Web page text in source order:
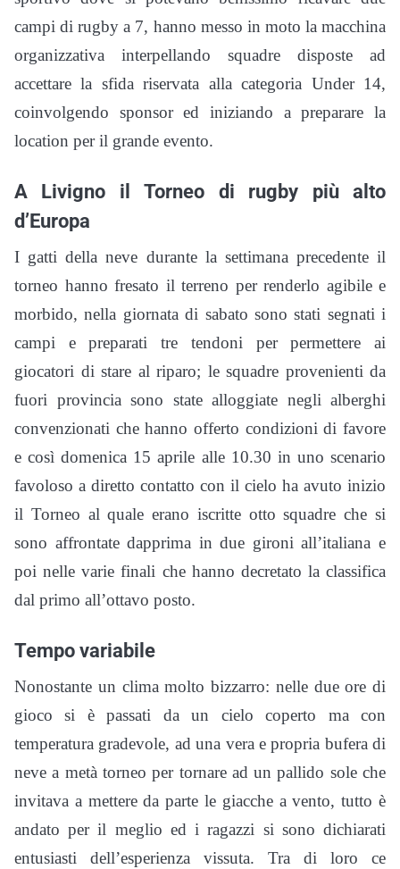
campi di rugby a 7, hanno messo in moto la macchina
organizzativa interpellando squadre disposte ad
accettare la sfida riservata alla categoria Under 14,
coinvolgendo sponsor ed iniziando a preparare la
location per il grande evento.
A Livigno ilTorneo di rugby più alto
d’Europa
I gatti della neve durante la settimana precedente il
torneo hanno fresato il terreno per renderlo agibile e
morbido, nella giornata di sabato sono stati segnati i
campi e preparati tre tendoni per permettere ai
giocatori di stare al riparo; le squadre provenienti da
fuori provincia sono state alloggiate negli alberghi
convenzionati che hanno offerto condizioni di favore
e così domenica 15 aprile alle 10.30 in uno scenario
favoloso a diretto contatto con il cielo ha avuto inizio
il Torneo al quale erano iscritte otto squadre che si
sono affrontate dapprima in due gironi all’italiana e
poi nelle varie finali che hanno decretato la classifica
dal primo all’ottavo posto.
Tempo variabile
Nonostante un clima molto bizzarro: nelle due ore di
gioco si è passati da un cielo coperto ma con
temperatura gradevole, ad una vera e propria bufera di
neve a metà torneo per tornare ad un pallido sole che
invitava a mettere da parte le giacche a vento, tutto è
andato per il meglio ed i ragazzi si sono dichiarati
entusiasti dell’esperienza vissuta. Tra di loro ce